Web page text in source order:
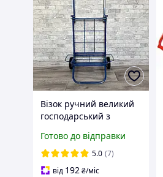
Візок ручний великий
господарський з
"Міць" тачка кравчучка
складна синя
Готово до відправки
5.0 (7)
від 192₴/міс